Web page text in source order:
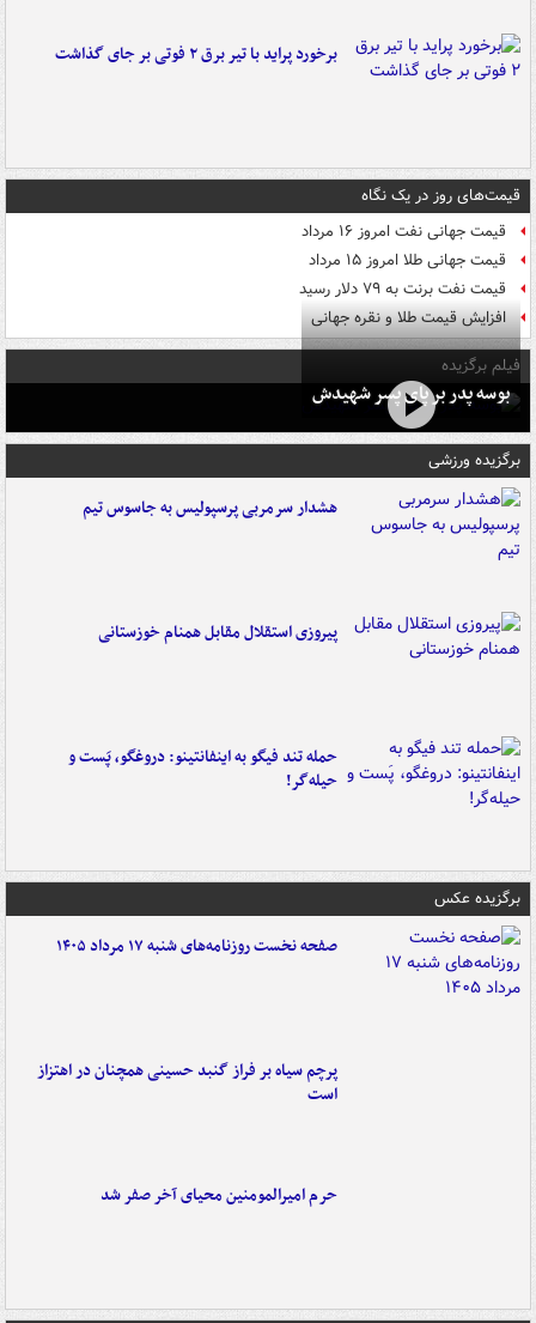
برخورد پراید با تیر برق ۲ فوتی بر جای گذاشت
قیمت‌های روز در یک نگاه
قیمت جهانی نفت امروز ۱۶ مرداد
قیمت جهانی طلا امروز ۱۵ مرداد
قیمت نفت برنت به ۷۹ دلار رسید
افزایش قیمت طلا و نقره جهانی
فیلم برگزیده
بوسه‌ پدر بر پای پسر شهیدش
برگزیده ورزشی
هشدار سرمربی پرسپولیس به جاسوس تیم
پیروزی استقلال مقابل همنام خوزستانی
حمله تند فیگو به اینفانتینو: دروغگو، پَست‌ و
حیله‌گر!
برگزیده عکس
صفحه نخست روزنامه‌های شنبه ۱۷ مرداد ۱۴۰۵
پرچم سیاه بر فراز گنبد حسینی همچنان در اهتزاز
است
حرم امیرالمومنین محیای آخر صفر شد